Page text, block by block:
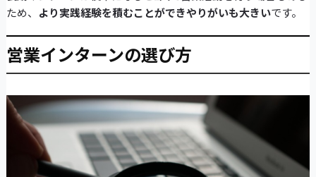
ため、 より実践経験を積むことができやりがいも大きいです。
営業インターンの選び方